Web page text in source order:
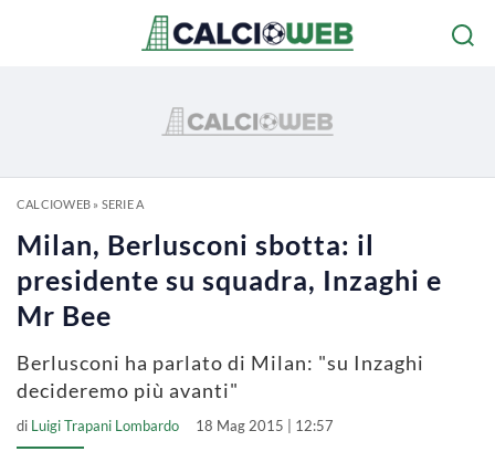
CALCIOWEB» SERIE A
Milan, Berlusconi sbotta: il
presidente su squadra, Inzaghi e
Mr Bee
Berlusconi ha parlato di Milan: "su Inzaghi
decideremo più avanti"
di Luigi Trapani Lombardo 18 Mag 2015 | 12:57